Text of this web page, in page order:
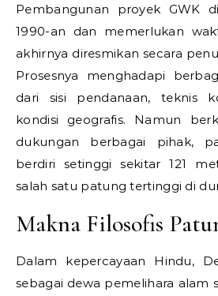
Pembangunan proyek GWK
1990-an dan memerlukan
akhirnya diresmikan secara
Prosesnya menghadapi
dari sisi pendanaan, teknis
kondisi geografis. Namun
dukungan berbagai pihak,
berdiri setinggi sekitar 121
salah satu patung tertinggi di
Makna Filosofis
Dalam kepercayaan Hindu,
sebagai dewa pemelihara alam